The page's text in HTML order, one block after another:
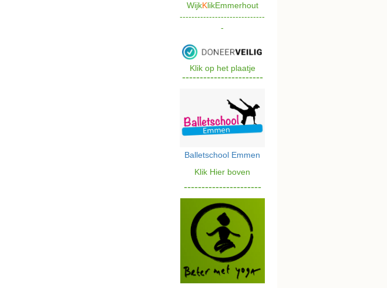
WijkKlikEmmerhout
-----------------------------
-
Klik op het plaatje
-----------------------
Balletschoo l Emmen
Klik Hier boven
----------------------